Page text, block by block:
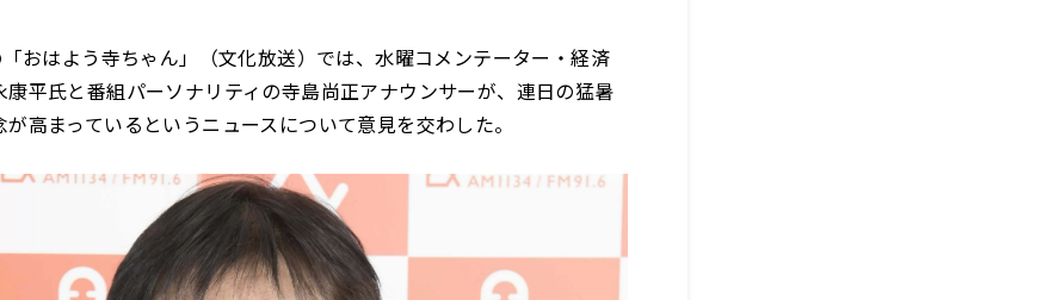
おはよう寺ちゃん」（文化放送）では、水曜コメンテーター・経済
康平氏と番組パーソナリティの寺島尚正アナウンサーが、連日の猛暑
高まっているというニュースについて意見を交わした。